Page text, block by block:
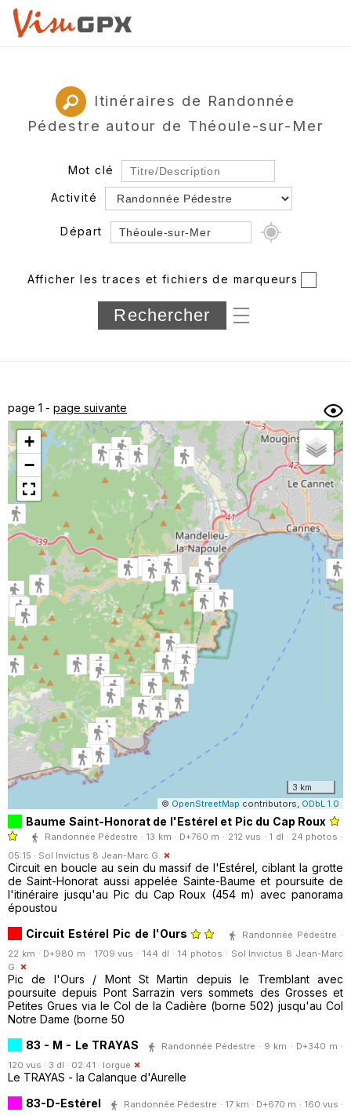
Itinéraires de Randonnée
Pédestre autour de Théoule-sur-Mer
Mot clé
Activité
Départ
Département
Longueur min/max
sous-dossiers
Trier par
Horodatage Photos
Afficher les traces et fichiers de marqueurs
page 1 - page suivante
+
−
3 km
© OpenStreetMap contributors, ODbL 1.0
Baume Saint-Honorat de l'Estérel et Pic du Cap Roux
Randonnée Pédestre · 13 km · D+760 m · 212 vus · 1 dl · 24 photos ·
05:15 · Sol Invictus 8 Jean-Marc G.
Circuit en boucle au sein du massif de l'Estérel, ciblant la grotte
de Saint-Honorat aussi appelée Sainte-Baume et poursuite de
l'itinéraire jusqu'au Pic du Cap Roux (454 m) avec panorama
époustou
Circuit Estérel Pic de l'Ours
Randonnée Pédestre ·
22 km · D+980 m · 1709 vus · 144 dl · 14 photos · Sol Invictus 8 Jean-Marc
G.
Pic de l'Ours / Mont St Martin depuis le Tremblant avec
poursuite depuis Pont Sarrazin vers sommets des Grosses et
Petites Grues via le Col de la Cadière (borne 502) jusqu'au Col
Notre Dame (borne 50
83 - M - Le TRAYAS
Randonnée Pédestre · 9 km · D+340 m ·
120 vus · 3 dl · 02:41 · lorgue
Le TRAYAS - la Calanque d'Aurelle
83-D-Estérel
Randonnée Pédestre · 17 km · D+670 m · 160 vus ·